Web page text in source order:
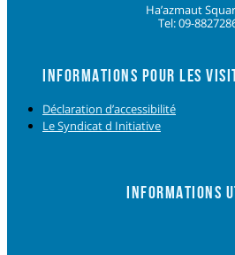
Ha’azmaut
Tel: 09-
INFORMATIONS POUR LES
Déclaration d’accessibilité
Le Syndicat d Initiative
INFORMATIONS